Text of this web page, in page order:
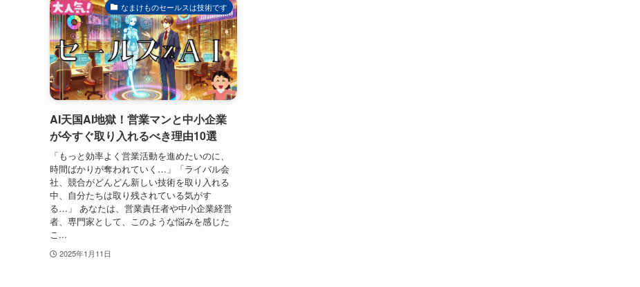
なまけものセールスは技術です
AI天国AI地獄！営業マンと中小企業
が今すぐ取り入れるべき理由10選
「もっと効率よく営業活動を進めたいのに、
時間ばかりが奪われていく…」「ライバル会
社、競合がどんどん新しい技術を取り入れる
中、自分たちは取り残されている気がす
る…」 あなたは、営業責任者や中小企業経営
者、専門家として、このような悩みを感じた
こ...
2025年1月11日